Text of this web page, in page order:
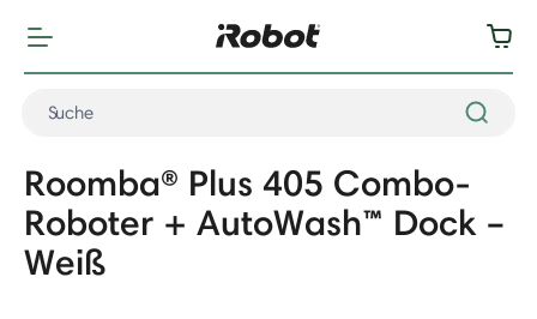
Roomba® Plus 405 Combo-
Roboter + AutoWash™ Dock –
Weiß